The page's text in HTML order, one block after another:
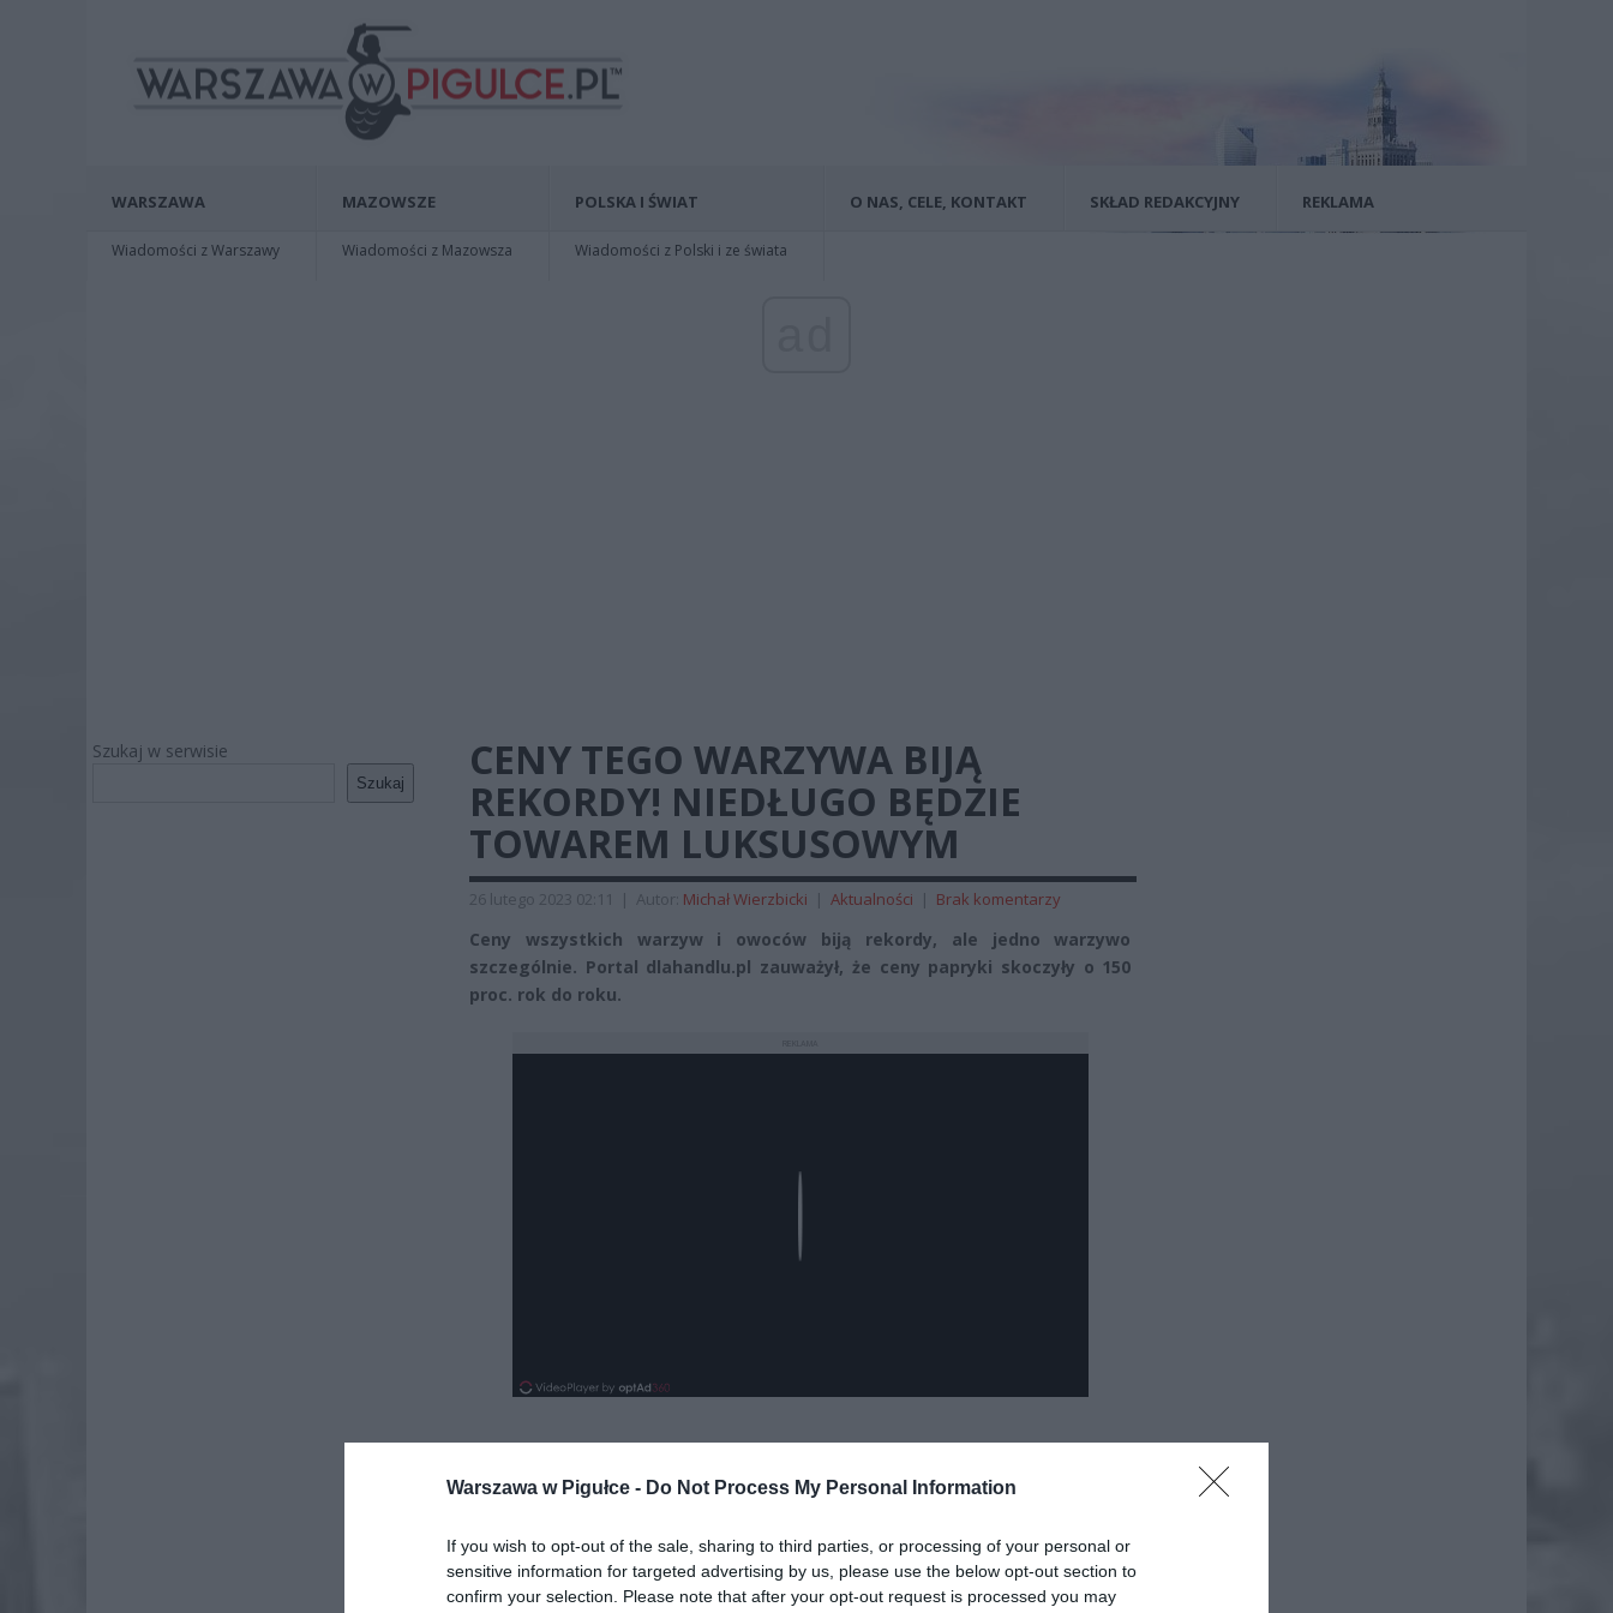
Warszawa w Pigułce - Do Not Process My Personal Information
If you wish to opt-out of the sale, sharing to third parties, or processing of your personal or
sensitive information for targeted advertising by us, please use the below opt-out section to
confirm your selection. Please note that after your opt-out request is processed you may
WARSZAWA
Wiadomości z Warszawy
MAZOWSZE
Wiadomości z Mazowsza
POLSKA I ŚWIAT
Wiadomości z Polski i ze świata
O NAS, CELE, KONTAKT SKŁAD REDAKCYJNY REKLAMA
Szukaj w serwisie
Szukaj
CENY TEGO WARZYWA BIJĄ
REKORDY! NIEDŁUGO BĘDZIE
TOWAREM LUKSUSOWYM
26 lutego 2023 02:11 | Autor: Michał Wierzbicki | Aktualności | Brak komentarzy
Ceny wszystkich warzyw i owoców biją rekordy, ale jedno warzywo
szczególnie. Portal dlahandlu.pl zauważył, że ceny papryki skoczyły o 150
proc. rok do roku.
Dodaj nas do preferowanych źródeł w Google